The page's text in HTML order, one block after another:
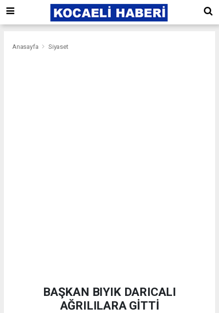
Anasayfa Siyaset
BAŞKAN BIYIK DARICALI
AĞRILILARA GİTTİ